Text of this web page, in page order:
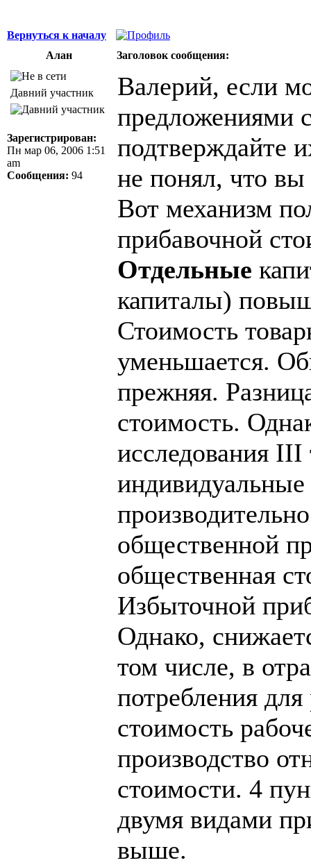
Вернуться к началу
Алан
Заголовок сообщения:
Давний участник
Зарегистрирован:
Пн мар 06, 2006 1:51
am
Сообщения: 94
Валерий, если
предложениями
подтверждайте
не понял, что вы
Вот механизм
прибавочной
Отдельные
капиталы)
Стоимость
уменьшается.
прежняя.
стоимость.
исследования III
общественной
общественная
Избыточной
Однако,
том числе, в
потребления
стоимость
производство
стоимости. 4
двумя видами
выше.